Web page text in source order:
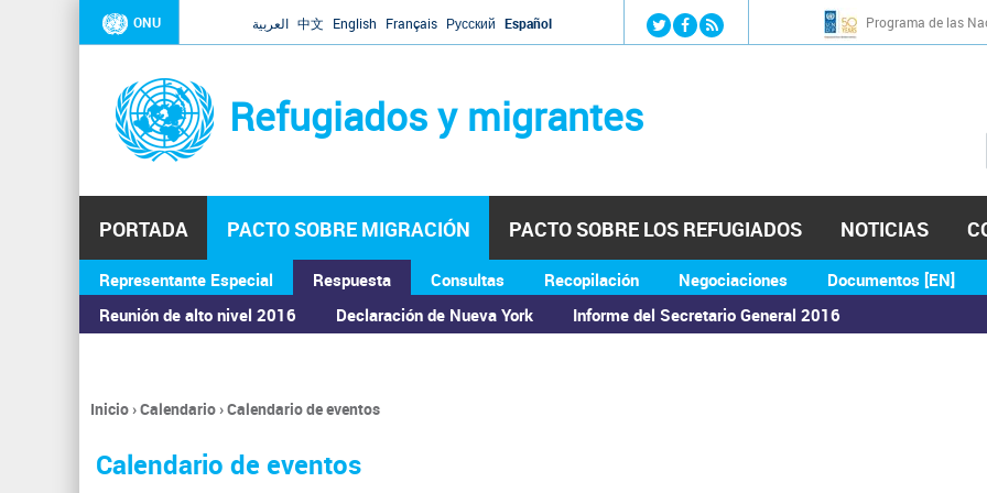
Jump to navigation
ONU العربية 中文 English Français Русский Español Programa de las
Refugiados y migrantes
PORTADA PACTO SOBRE MIGRACIÓN
Representante Especial
Respuesta
Reunión de alto nivel 2016
Declaración de Nueva York Informe del Secretario General 2016
Consultas Recopilación Negociaciones Documentos [EN]
PACTO SOBRE LOS REFUGIADOS NOTICIAS
ASAMBLEA GENERAL
Se
encuentra
usted
Inicio›Calendario›Calendario de eventos
Calendario de eventos